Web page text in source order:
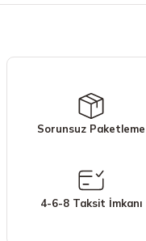
Ürün açıklamasında
Ürün bilgilerinde hatalar
Bu ürüne benzer farklı
Sorunsuz Paketleme
4-6-8 Taksit İmkanı